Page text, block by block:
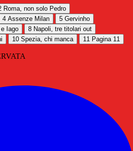
Roma, non solo Pedro
4 Assenze Milan 5 Gervinho
Iago 8 Napoli, tre titolari out
10 Spezia, chi manca 11 Pagina 11